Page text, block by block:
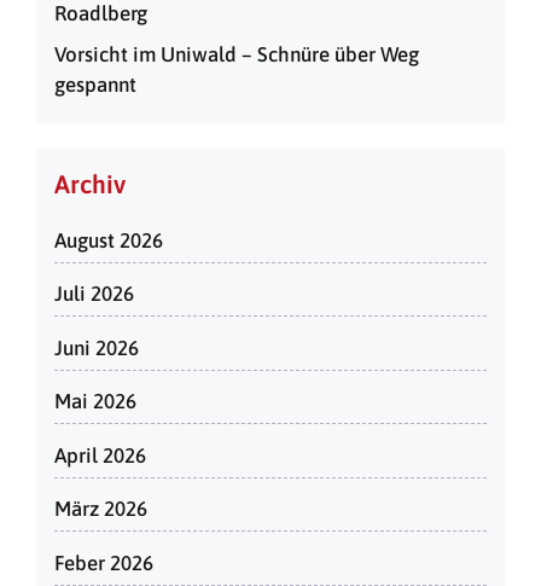
Roadlberg
Vorsicht im Uniwald – Schnüre über Weg
gespannt
Archiv
August 2026
Juli 2026
Juni 2026
Mai 2026
April 2026
März 2026
Feber 2026